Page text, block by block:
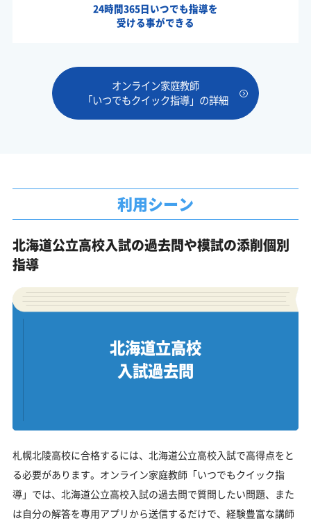
24時間365日いつでも指導を
受ける事ができる
オンライン家庭教師
「いつでもクイック指導」の詳細
利用シーン
北海道公立高校入試の過去問や模試の添削個別
指導
北海道立高校
入試過去問
札幌北陵高校に合格するには、北海道公立高校入試で高得点をと
る必要があります。オンライン家庭教師「いつでもクイック指
導」では、北海道公立高校入試の過去問で質問したい問題、また
は自分の解答を専用アプリから送信するだけで、経験豊富な講師